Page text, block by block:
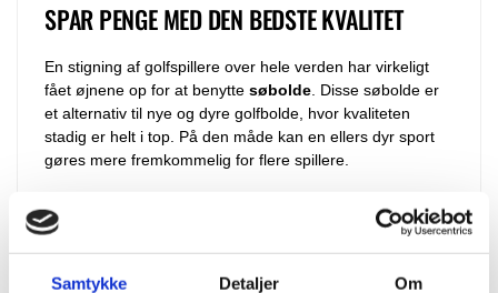
Samtykke Detaljer Om
SPAR PENGE MED DEN BEDSTE KVALITET
En stigning af golfspillere over hele verden har virkeligt
fået øjnene op for at benytte søbolde . Disse søbolde er
et alternativ til nye og dyre golfbolde, hvor kvaliteten
stadig er helt i top. På den måde kan en ellers dyr sport
gøres mere fremkommelig for flere spillere.
Uanset hvor øvet en golfspiller du er, oplever du sikkert
ofte, at dine golfbolde forsvinder. Det er altid til stor
ærgrelse, men hvis enbilligere søboldskulle ende i
vandet igen, gør det muligvis ikke lige så ondt som med